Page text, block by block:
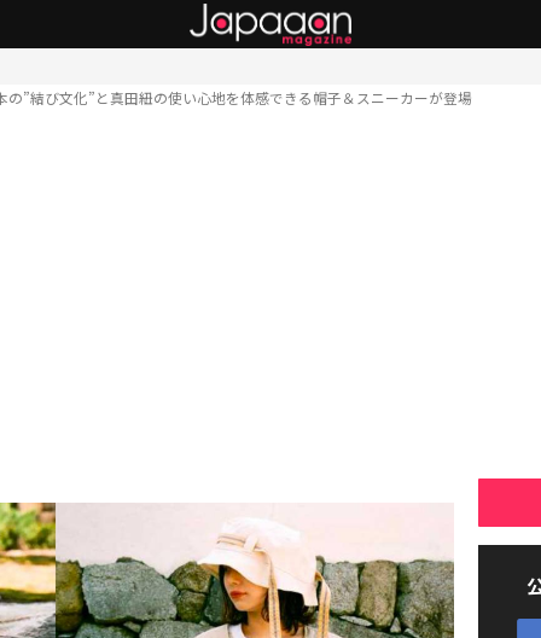
の”結び文化”と真田紐の使い心地を体感できる帽子＆スニーカーが登場